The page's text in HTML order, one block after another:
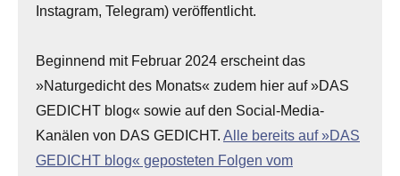
Instagram, Telegram) veröffentlicht.
Beginnend mit Februar 2024 erscheint das
»Naturgedicht des Monats« zudem hier auf »DAS
GEDICHT blog« sowie auf den Social-Media-
Kanälen von DAS GEDICHT. Alle bereits auf »DAS
GEDICHT blog« geposteten Folgen vom